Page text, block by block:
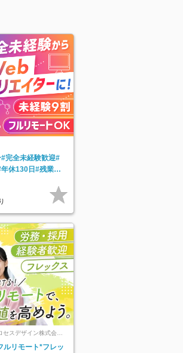
完全未経験歓迎#
休130日#残業月
セスデザイン株式会
ルリモート*フレッ